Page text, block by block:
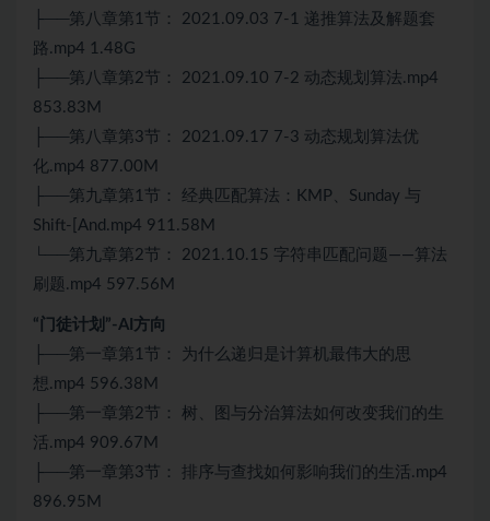
├──第八章第1节： 2021.09.03 7-1 递推算法及解题套
路.mp4 1.48G
├──第八章第2节： 2021.09.10 7-2 动态规划算法.mp4
853.83M
├──第八章第3节： 2021.09.17 7-3 动态规划算法优
化.mp4 877.00M
├──第九章第1节： 经典匹配算法：KMP、Sunday 与
Shift-[And.mp4 911.58M
└──第九章第2节： 2021.10.15 字符串匹配问题——算法
刷题.mp4 597.56M
“门徒计划”-AI方向
├──第一章第1节： 为什么递归是计算机最伟大的思
想.mp4 596.38M
├──第一章第2节： 树、图与分治算法如何改变我们的生
活.mp4 909.67M
├──第一章第3节： 排序与查找如何影响我们的生活.mp4
896.95M